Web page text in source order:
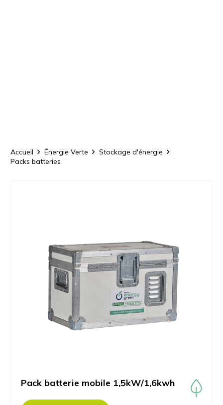
Accueil Énergie Verte
Stockage d'énergie
Packs batteries
Pack batterie mobile 1,5kW/1,6kwh